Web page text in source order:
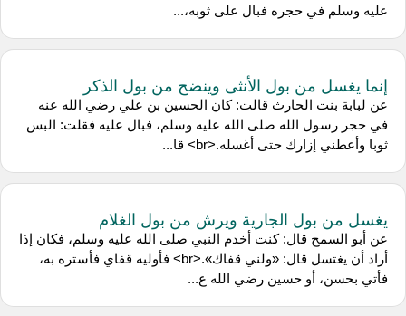
عليه وسلم في حجره فبال على ثوبه،...
إنما يغسل من بول الأنثى وينضح من بول الذكر
عن لبابة بنت الحارث قالت: كان الحسين بن علي رضي الله عنه
في حجر رسول الله صلى الله عليه وسلم، فبال عليه فقلت: البس
ثوبا وأعطني إزارك حتى أغسله.<br> قا...
يغسل من بول الجارية ويرش من بول الغلام
عن أبو السمح قال: كنت أخدم النبي صلى الله عليه وسلم، فكان إذا
أراد أن يغتسل قال: «ولني قفاك».<br> فأوليه قفاي فأستره به،
فأتي بحسن، أو حسين رضي الله ع...